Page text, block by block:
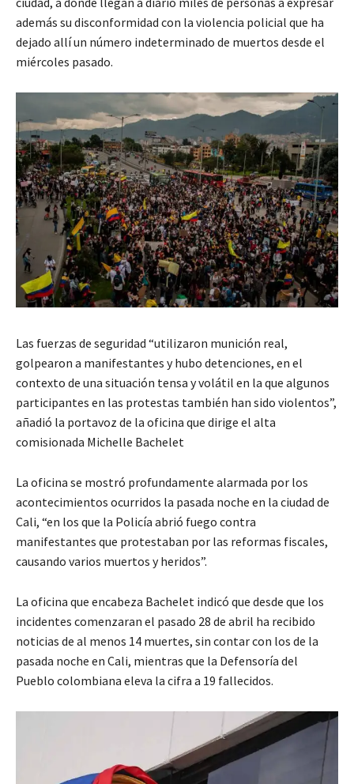
además su disconformidad con la violencia policial que ha
dejado allí un número indeterminado de muertos desde el
miércoles pasado.
Las fuerzas de seguridad “utilizaron munición real,
golpearon a manifestantes y hubo detenciones, en el
contexto de una situación tensa y volátil en la que algunos
participantes en las protestas también han sido violentos”,
añadió la portavoz de la oficina que dirige el alta
comisionada Michelle Bachelet
La oficina se mostró profundamente alarmada por los
acontecimientos ocurridos la pasada noche en la ciudad de
Cali, “en los que la Policía abrió fuego contra
manifestantes que protestaban por las reformas fiscales,
causando varios muertos y heridos”.
La oficina que encabeza Bachelet indicó que desde que los
incidentes comenzaran el pasado 28 de abril ha recibido
noticias de al menos 14 muertes, sin contar con los de la
pasada noche en Cali, mientras que la Defensoría del
Pueblo colombiana eleva la cifra a 19 fallecidos.